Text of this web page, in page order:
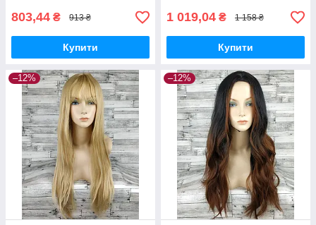
803,44 ₴ 913 ₴
Купити
1 019,04 ₴ 1 158 ₴
Купити
–12% –12%